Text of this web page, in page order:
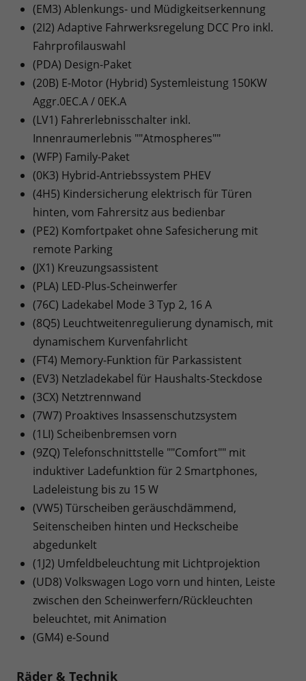
(EM3) Ablenkungs- und Müdigkeitserkennung
(2I2) Adaptive Fahrwerksregelung DCC Pro inkl.
Fahrprofilauswahl
(PDA) Design-Paket
(20B) E-Motor (Hybrid) Systemleistung 150KW
Aggr.0EC.A / 0EK.A
(LV1) Fahrerlebnisschalter inkl.
Innenraumerlebnis ""Atmospheres""
(WFP) Family-Paket
(0K3) Hybrid-Antriebssystem PHEV
(4H5) Kindersicherung elektrisch für Türen
hinten, vom Fahrersitz aus bedienbar
(PE2) Komfortpaket ohne Safesicherung mit
remote Parking
(JX1) Kreuzungsassistent
(PLA) LED-Plus-Scheinwerfer
(76C) Ladekabel Mode 3 Typ 2, 16 A
(8Q5) Leuchtweitenregulierung dynamisch, mit
dynamischem Kurvenfahrlicht
(FT4) Memory-Funktion für Parkassistent
(EV3) Netzladekabel für Haushalts-Steckdose
(3CX) Netztrennwand
(7W7) Proaktives Insassenschutzsystem
(1LI) Scheibenbremsen vorn
(9ZQ) Telefonschnittstelle ""Comfort"" mit
induktiver Ladefunktion für 2 Smartphones,
Ladeleistung bis zu 15 W
(VW5) Türscheiben geräuschdämmend,
Seitenscheiben hinten und Heckscheibe
abgedunkelt
(1J2) Umfeldbeleuchtung mit Lichtprojektion
(UD8) Volkswagen Logo vorn und hinten, Leiste
zwischen den Scheinwerfern/Rückleuchten
beleuchtet, mit Animation
(GM4) e-Sound
Räder & Technik